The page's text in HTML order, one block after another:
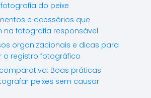
do peixe
e acessórios que
na fotografia responsável
organizacionais e dicas para
o registro fotográfico
Boas práticas
peixes sem causar